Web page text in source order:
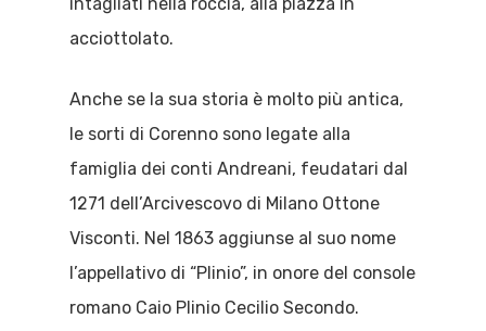
acciottolato.
Anche se la sua storia è molto più antica,
le sorti di Corenno sono legate alla
famiglia dei conti Andreani, feudatari dal
1271 dell’Arcivescovo di Milano Ottone
Visconti. Nel 1863 aggiunse al suo nome
l’appellativo di “Plinio”, in onore del console
romano Caio Plinio Cecilio Secondo.